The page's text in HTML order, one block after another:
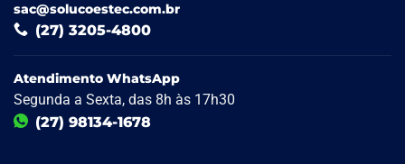
sac@solucoestec.com.br
(27) 3205-4800
Atendimento WhatsApp
Segunda a Sexta, das 8h às 17h30
(27) 98134-1678